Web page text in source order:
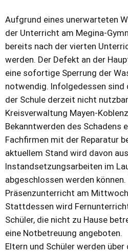
Aufgrund eines unerwarteten
der Unterricht am Megina-
bereits nach der vierten
werden. Der Defekt an der
eine sofortige Sperrung der
notwendig. Infolgedessen sind
der Schule derzeit nicht
Kreisverwaltung Mayen-
Bekanntwerden des Schadens
Fachfirmen mit der Reparatur
aktuellem Stand wird davon
Instandsetzungsarbeiten im
abgeschlossen werden
Präsenzunterricht am
Stattdessen wird
Schüler, die nicht zu Hause
eine Notbetreuung angeboten.
Eltern und Schüler werden über